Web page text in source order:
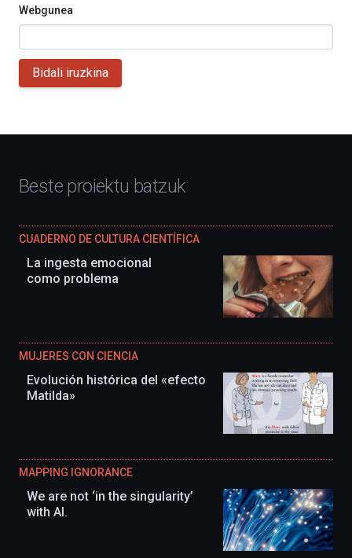
Webgunea
Bidali iruzkina
Beste proiektu batzuk
CUADERNO DE CULTURA CIENTÍFICA
La ingesta emocional
como problema
MUJERES CON CIENCIA
Evolución histórica del «efecto
Matilda»
MAPPING IGNORANCE
We are not ‘in the singularity’
with AI.